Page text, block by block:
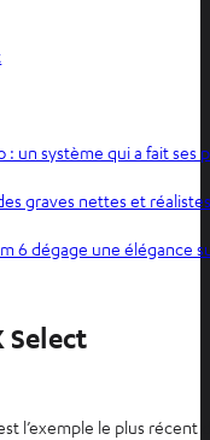
: un système qui a fait ses
graves nettes et
6 dégage une élégance
Select
l’exemple le plus